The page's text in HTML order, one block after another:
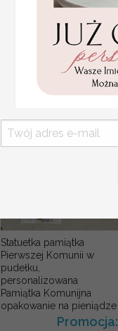
Statuetka pamiątka
Pierwszej Komunii w
pudełku,
personalizowana
Pamiątka Komunijna
opakowanie na pieniądze
Promocja: